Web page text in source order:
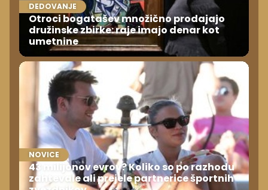
DEDOVANJE
Otroci bogatašev množično prodajajo
družinske zbirke: raje imajo denar kot
umetnine
NOVICE
43 milijonov evrov? Koliko so po razhodu
zahtevale ali prejele partnerice športnih